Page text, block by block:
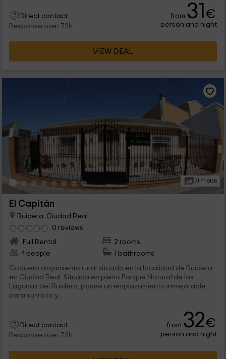
Direct contact
Response over 72h
from 31€
person and night
VIEW DEAL
31 Photos
El Capitán
Ruidera, Ciudad Real
0 reviews
Full Rental
2 rooms
4 people
1 bathrooms
Coqueto alojamiento rural situado en la localidad de Ruidera,
en Ciudad Real. Situada en pleno Parque Natural de las
Lagunas del Ruidera, posee un emplazamiento inmejorable
para su visita y...
Direct contact
Response over 72h
from 32€
person and night